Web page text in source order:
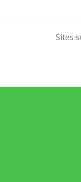
Sites